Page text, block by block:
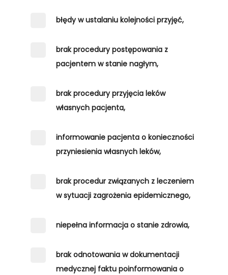
błędy w ustalaniu kolejności przyjęć,
brak procedury postępowania z
pacjentem w stanie nagłym,
brak procedury przyjęcia leków
własnych pacjenta,
informowanie pacjenta o konieczności
przyniesienia własnych leków,
brak procedur związanych z leczeniem
w sytuacji zagrożenia epidemicznego,
niepełna informacja o stanie zdrowia,
brak odnotowania w dokumentacji
medycznej faktu poinformowania o